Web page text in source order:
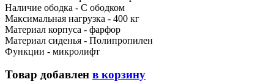
Наличие ободка - С ободком
Максимальная нагрузка - 400 кг
Материал корпуса - фарфор
Материал сиденья - Полипропилен
Функции - микролифт
Товар добавлен в корзину